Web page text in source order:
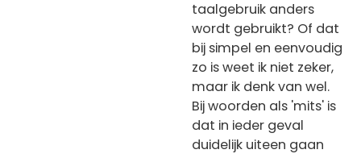
taalgebruik anders
wordt gebruikt? Of dat
bij simpel en eenvoudig
zo is weet ik niet zeker,
maar ik denk van wel.
Bij woorden als 'mits' is
dat in ieder geval
duidelijk uiteen gaan